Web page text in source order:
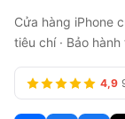
Cửa hàng iPhone
tiêu chí · Bảo
4,9